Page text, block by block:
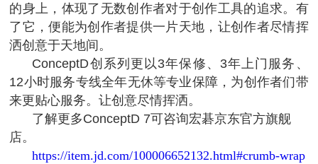
的身上，体现了无数创作者对于创作工具的追求。有
了它，便能为创作者提供一片天地，让创作者尽情挥
洒创意于天地间。
ConceptD创系列更以3年保修、3年上门服务、
12小时服务专线全年无休等专业保障，为创作者们带
来更贴心服务。让创意尽情挥洒。
了解更多ConceptD 7可咨询宏碁京东官方旗舰
店。
https://item.jd.com/100006652132.html#crumb-wrap